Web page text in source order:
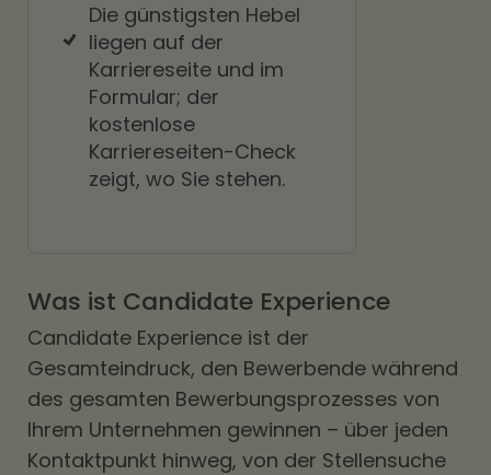
Die günstigsten Hebel
liegen auf der
Karriereseite und im
Formular; der
kostenlose
Karriereseiten-Check
zeigt, wo Sie stehen.
Was ist Candidate Experience
Candidate Experience ist der
Gesamteindruck, den Bewerbende während
des gesamten Bewerbungsprozesses von
Ihrem Unternehmen gewinnen – über jeden
Kontaktpunkt hinweg, von der Stellensuche